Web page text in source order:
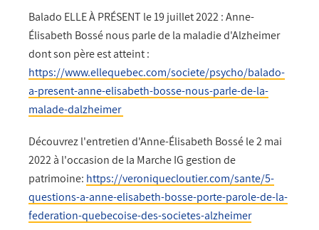
Balado ELLE À PRÉSENT le 19 juillet 2022 : Anne-
Élisabeth Bossé nous parle de la maladie d'Alzheimer
dont son père est atteint :
https://www.ellequebec.com/societe/psycho/balado-
a-present-anne-elisabeth-bosse-nous-parle-de-la-
malade-dalzheimer
Découvrez l'entretien d'Anne-Élisabeth Bossé le 2 mai
2022 à l'occasion de la Marche IG gestion de
patrimoine: https://veroniquecloutier.com/sante/5-
questions-a-anne-elisabeth-bosse-porte-parole-de-la-
federation-quebecoise-des-societes-alzheimer